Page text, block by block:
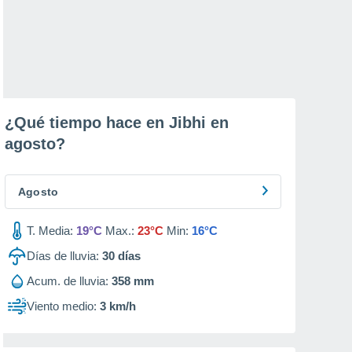
¿Qué tiempo hace en Jibhi en
agosto?
Agosto
T. Media: 19°C Max.: 23°C Min: 16°C
Días de lluvia: 30 días
Acum. de lluvia: 358 mm
Viento medio: 3 km/h